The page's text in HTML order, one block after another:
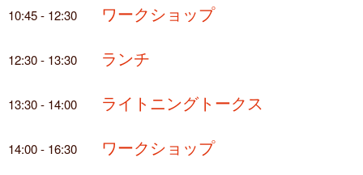
10:45 - 12:30 ワークショップ
12:30 - 13:30 ランチ
13:30 - 14:00 ライトニングトークス
14:00 - 16:30 ワークショップ